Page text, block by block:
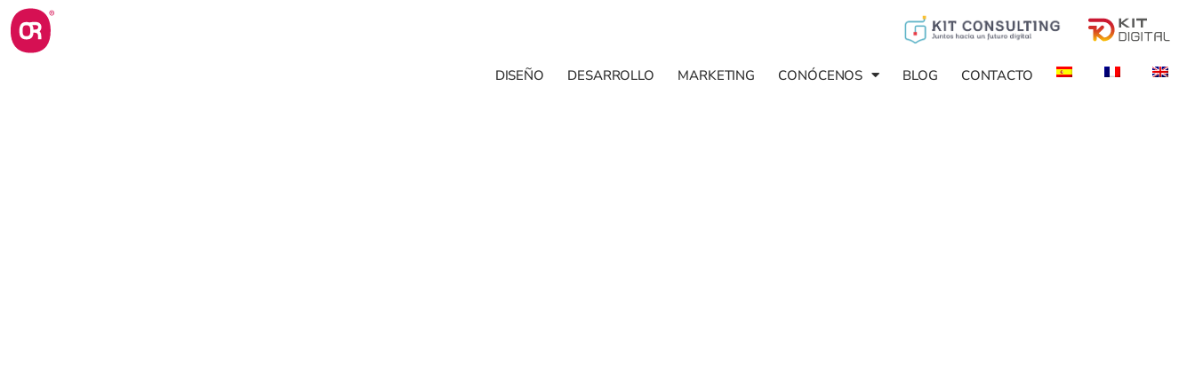
DISEÑO DESARROLLO MARKETING CONÓCENOS BLOG CONTACTO